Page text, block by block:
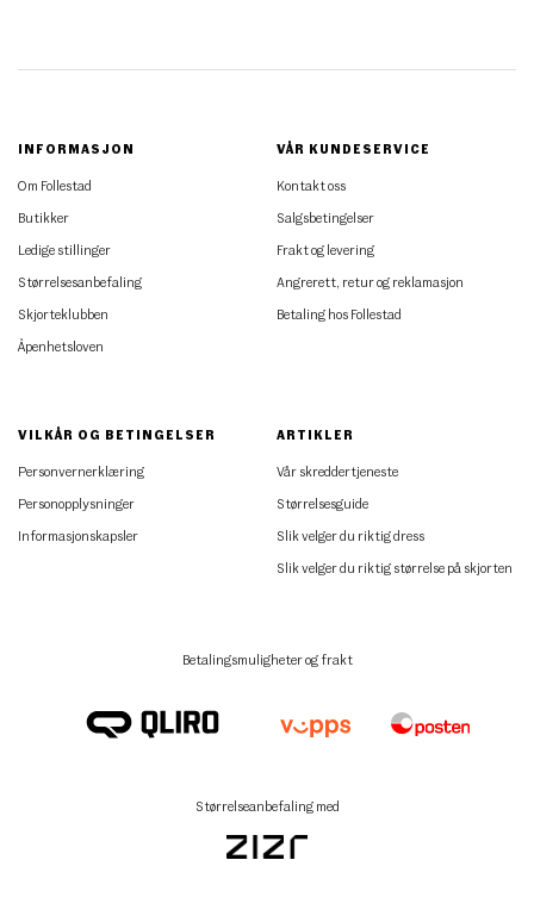
INFORMASJON
Om Follestad
Butikker
Ledige stillinger
Størrelsesanbefaling
Skjorteklubben
Åpenhetsloven
VÅR KUNDESERVICE
Kontakt oss
Salgsbetingelser
Frakt og levering
Angrerett, retur og reklamasjon
Betaling hos Follestad
VILKÅR OG BETINGELSER
Personvernerklæring
Personopplysninger
Informasjonskapsler
ARTIKLER
Vår skreddertjeneste
Størrelsesguide
Slik velger du riktig dress
Slik velger du riktig størrelse på skjorten
Betalingsmuligheter og frakt
Størrelseanbefaling med